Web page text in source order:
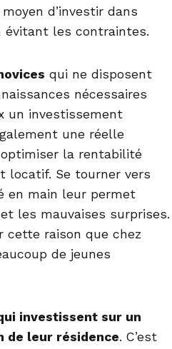
d’investir dans
évitant les contraintes.
qui ne disposent
nécessaires
un investissement
une réelle
la rentabilité
locatif. Se tourner vers
en main leur permet
les mauvaises surprises.
cette raison que chez
de jeunes
investissent sur un
de leur résidence. C’est